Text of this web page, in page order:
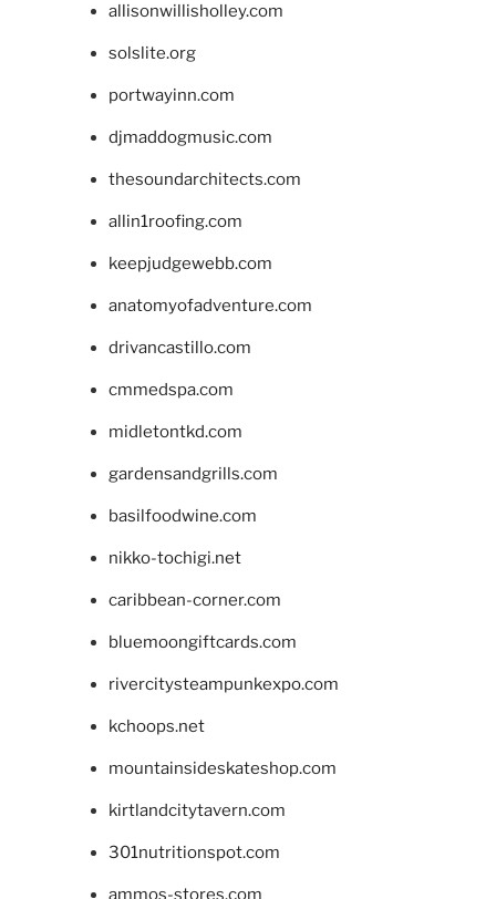
allisonwillisholley.com
solslite.org
portwayinn.com
djmaddogmusic.com
thesoundarchitects.com
allin1roofing.com
keepjudgewebb.com
anatomyofadventure.com
drivancastillo.com
cmmedspa.com
midletontkd.com
gardensandgrills.com
basilfoodwine.com
nikko-tochigi.net
caribbean-corner.com
bluemoongiftcards.com
rivercitysteampunkexpo.com
kchoops.net
mountainsideskateshop.com
kirtlandcitytavern.com
301nutritionspot.com
ammos-stores.com